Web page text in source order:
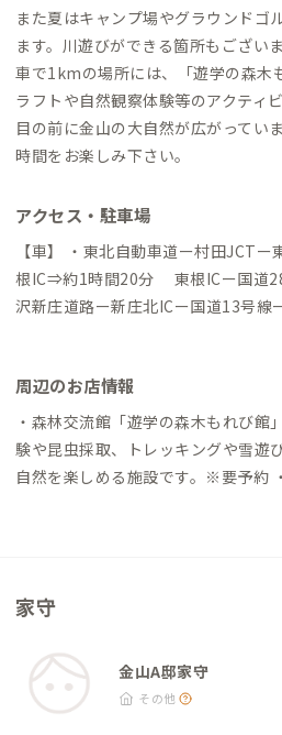
また夏はキャンプ場やグラウンドゴ
ます。川遊びができる箇所もございま
車で1kmの場所には、「遊学の森木
ラフトや自然観察体験等のアクティ
目の前に金山の大自然が広がってい
時間をお楽しみ下さい。
アクセス・駐車場
【車】 ・東北自動車道ー村田JCT
根IC⇒約1時間20分 東根ICー国道
沢新庄道路ー新庄北ICー国道13号線
ー尾花沢新庄道路ー新 庄北ICー国
30分 【JR利用】 ・山形新幹線ーJR新庄駅下車(山形交通バス
「金山行き」)ー金山町役 場前で下
ー神室行き」)⇒約
周辺のお店情報
・森林交流館「遊学の森木もれび館
験や昆虫採取、トレッキングや雪遊
自然を楽しめる施設です。※要予約 ・街角交流施設「マルコの
あり、カフェもありますのでコーヒ
「ファミリーマートやまろく金山店
家守
金山A邸家守
その他